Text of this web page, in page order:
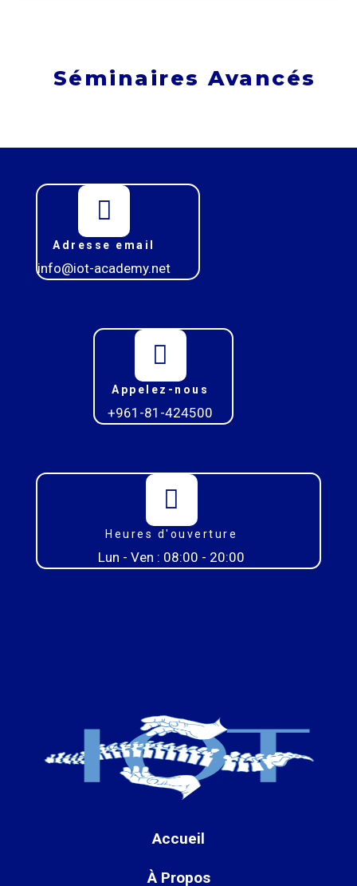
Séminaires Avancés
Adresse email
info@iot-academy.net
Appelez-nous
+961-81-424500
Heures d'ouverture
Lun - Ven : 08:00 - 20:00
Accueil
À Propos